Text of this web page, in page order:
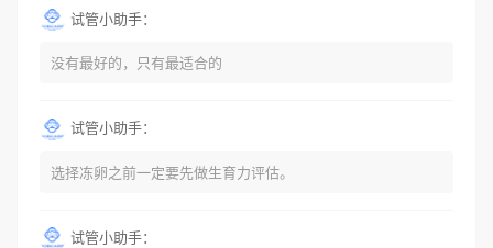
试管小助手：
没有最好的，只有最适合的
试管小助手：
选择冻卵之前一定要先做生育力评估。
试管小助手：